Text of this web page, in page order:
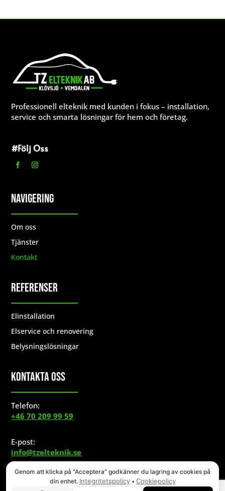
Professionell elteknik med kunden i fokus – installation,
service och smarta lösningar för hem och företag.
#Följ Oss
Navigering
Om oss
Tjänster
Kontakt
Referenser
Elinstallation
Elservice och renovering
Belysningslösningar
Kontakta Oss
Telefon:
+46 70 209 99 59
E-post:
info@tzelteknik.se
© COPYRIGHT2026, TZ ELTEKNIK AB
Genom att klicka på "Acceptera" godkänner du lagring av cookies på
din enhet. Integritetspolicy• Cookiepolicy